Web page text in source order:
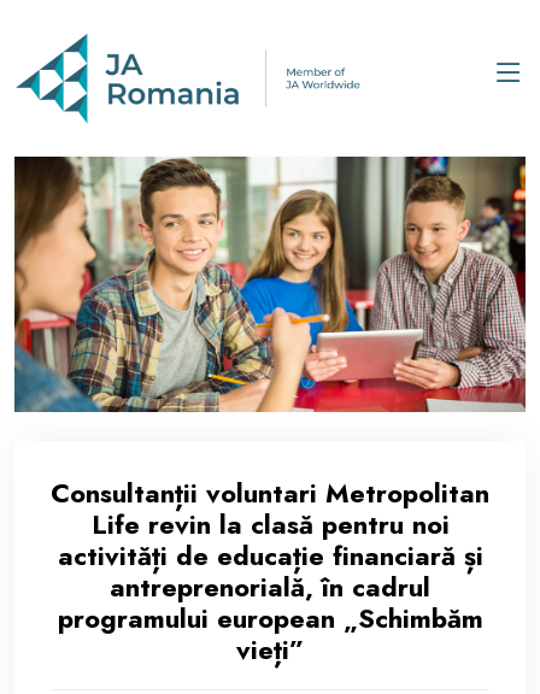
Consultanții voluntari Metropolitan
Life revin la clasă pentru noi
activități de educație financiară și
antreprenorială, în cadrul
programului european „Schimbăm
vieți”